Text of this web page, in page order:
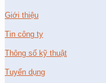
Giới thiệu
Tin công ty
Thông số kỹ thuật
Tuyển dụng